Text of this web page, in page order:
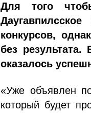
Для того
конкурсов,
без
оказалось
«Уже объявлен
который будет